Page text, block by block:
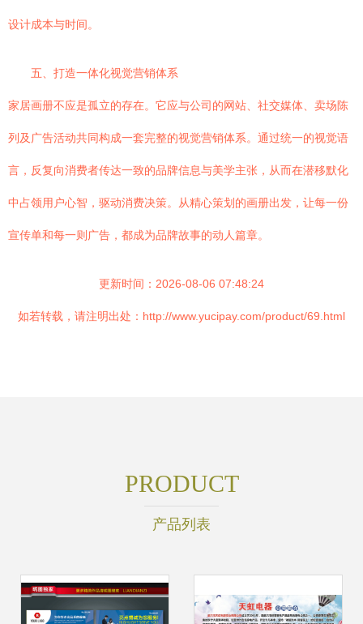
设计成本与时间。
五、打造一体化视觉营销体系
家居画册不应是孤立的存在。它应与公司的网站、社交媒体、卖场陈
列及广告活动共同构成一套完整的视觉营销体系。通过统一的视觉语
言，反复向消费者传达一致的品牌信息与美学主张，从而在潜移默化
中占领用户心智，驱动消费决策。从精心策划的画册出发，让每一份
宣传单和每一则广告，都成为品牌故事的动人篇章。
更新时间：2026-08-06 07:48:24
如若转载，请注明出处：http://www.yucipay.com/product/69.html
PRODUCT
产品列表